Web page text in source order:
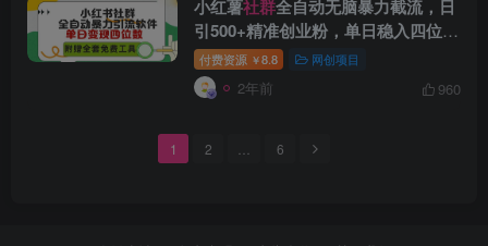
小红薯社群全自动无脑暴力截流，日
引500+精准创业粉，单日稳入四位数
附…
付费资源 ￥8.8 网创项目
2年前 960
1 2 6